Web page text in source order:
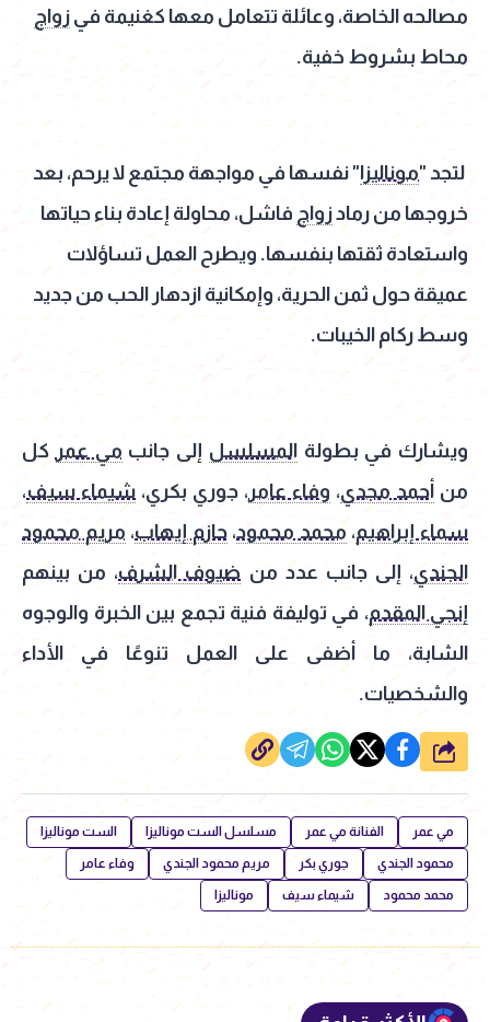
مصالحه الخاصة، وعائلة تتعامل معها كغنيمة في زواج
محاط بشروط خفية.
لتجد "موناليزا" نفسها في مواجهة مجتمع لا يرحم، بعد
خروجها من رمادزواج فاشل، محاولة إعادة بناء حياتها
واستعادة ثقتها بنفسها. ويطرح العمل تساؤلات
عميقة حول ثمن الحرية، وإمكانية ازدهار الحب من جديد
وسط ركام الخيبات.
ويشارك في بطولةالمسلسل إلى جانب مي عمر كل
من أحمد مجدي، وفاء عامر ، جوري بكري، شيماء سيف،
سماء إبراهيم، محمد محمود،حازم إيهاب، مريم محمود
الجندي، إلى جانب عدد من ضيوف الشرف، من بينهم
إنجي المقدم، في توليفة فنية تجمع بين الخبرة والوجوه
الشابة، ما أضفى على العمل تنوعًا في الأداء
والشخصيات.
شارك
مي عمر الفنانة مي عمر مسلسل الست موناليزا الست موناليزا
محمود الجندي جوري بكر مريم محمود الجندي وفاء عامر
محمد محمود شيماء سيف موناليزا